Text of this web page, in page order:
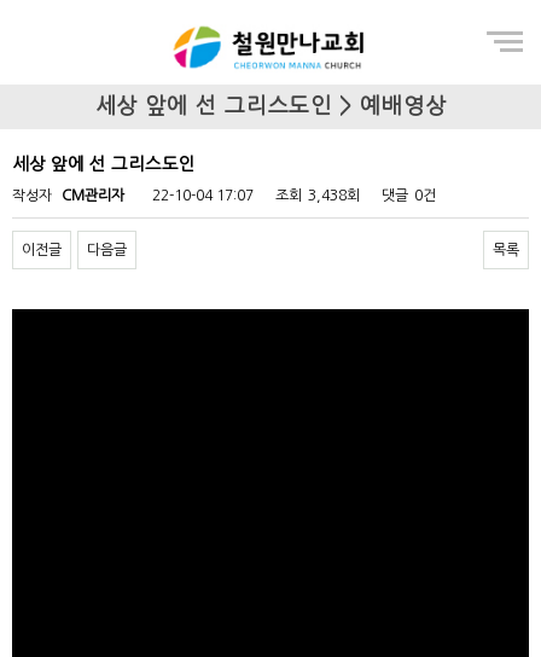
세상 앞에 선 그리스도인 > 예배영상
세상 앞에 선 그리스도인
작성자 CM관리자 22-10-04 17:07 조회 3,438회 댓글 0건
이전글 다음글 목록